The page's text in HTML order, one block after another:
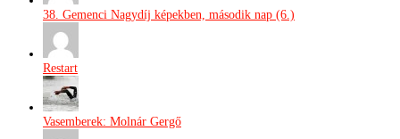
38. Gemenci Nagydíj képekben, második nap (6.)
Restart
Vasemberek: Molnár Gergő